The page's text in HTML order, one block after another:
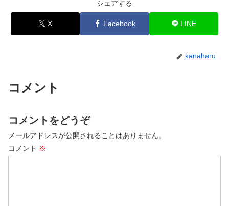
シェアする
X Facebook LINE
kanaharu
コメント
コメントをどうぞ
メールアドレスが公開されることはありません。
コメント ※